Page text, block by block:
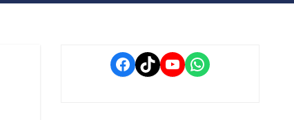
Facebook
TikTokYouTube
WhatsApp